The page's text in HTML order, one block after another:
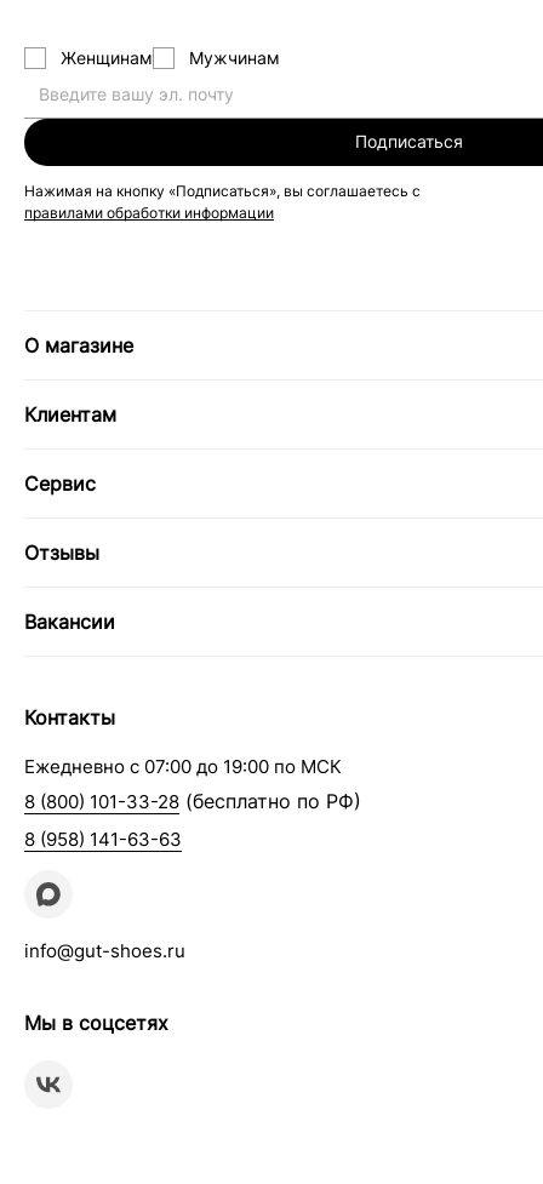
Женщинам Мужчинам
Подписаться
Нажимая на кнопку «Подписаться», вы соглашаетесь с
правилами обработки информации
О магазине
Клиентам
Сервис
Отзывы
Вакансии
Контакты
Ежедневно с 07:00 до 19:00 по МСК
8 (800) 101-33-28 (бесплатно по РФ)
8 (958) 141-63-63
info@gut-shoes.ru
Мы в соцсетях